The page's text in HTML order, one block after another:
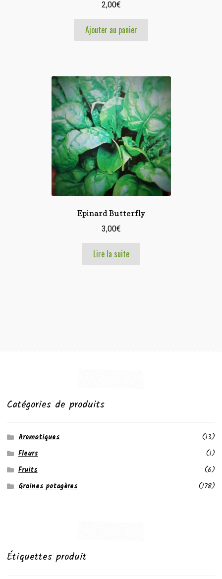
2,00€
Ajouter au panier
Epinard Butterfly
3,00€
Lire la suite
Catégories de produits
Aromatiques
(13)
Fleurs
(1)
Fruits
(6)
Graines potagères
(178)
Étiquettes produit